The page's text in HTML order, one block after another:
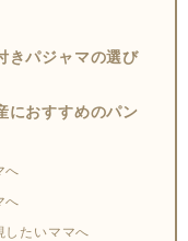
きパジャマの選び
におすすめのパン
へ
へ
したいママへ